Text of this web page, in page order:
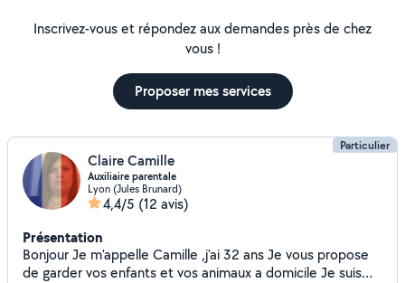
Inscrivez-vous et répondez aux demandes près de chez
vous !
Proposer mes services
Particulier
Claire Camille
Auxiliaire parentale
Lyon (Jules Brunard)
4,4/5 (12 avis)
Présentation
Bonjour Je m'appelle Camille ,j'ai 32 ans Je vous propose
de garder vos enfants et vos animaux a domicile Je suis